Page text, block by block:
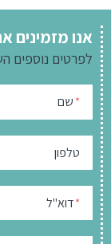
אנו מזמינים
לפרטים נוספים
* שם
טלפון
*דוא"ל